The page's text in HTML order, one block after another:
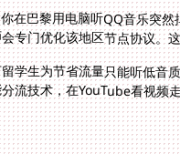
在巴黎用电脑听QQ音乐突
专门优化该地区节点协议。
学生为节省流量只能听低
流技术，在YouTube看视频